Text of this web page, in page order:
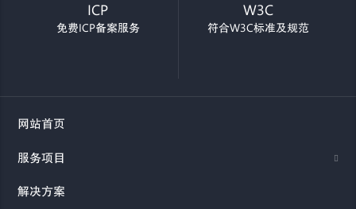
ICP
免费ICP备案服务
W3C
符合W3C标准及规范
网站首页
服务项目
解决方案